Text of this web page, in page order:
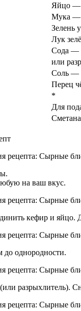
Яйцо —
Мука —
Зелень
Лук
Сода —
или
Соль —
Перец
*
Для
на ваш вкус.
кефир и яйцо.
до однородности.
разрыхлитель).